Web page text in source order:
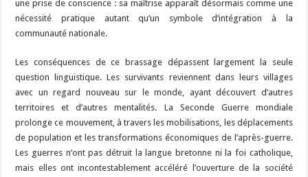
une prise de conscience : sa maîtrise apparaît désormais comme une
nécessité pratique autant qu’un symbole d’intégration à la
communauté nationale.
Les conséquences de ce brassage dépassent largement la seule
question linguistique. Les survivants reviennent dans leurs villages
avec un regard nouveau sur le monde, ayant découvert d’autres
territoires et d’autres mentalités. La Seconde Guerre mondiale
prolonge ce mouvement, à travers les mobilisations, les déplacements
de population et les transformations économiques de l’après-guerre.
Les guerres n’ont pas détruit la langue bretonne ni la foi catholique,
mais elles ont incontestablement accéléré l’ouverture de la société